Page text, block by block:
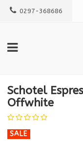
0297-368686
Schotel
Offwhite
SALE